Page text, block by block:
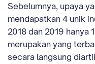
Sebelumnya, upaya
mendapatkan 4 unik
2018 dan 2019 hanya
merupakan yang
secara langsung